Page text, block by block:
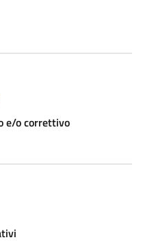
e/o correttivo